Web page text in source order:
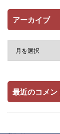
アーカイブ
最近のコメン